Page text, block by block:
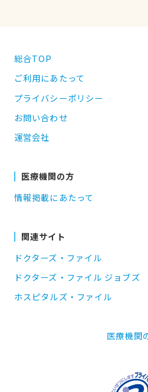
総合TOP
ご利用にあたって
プライバシーポリシー
お問い合わせ
運営会社
医療機関の方
情報掲載にあたって
関連サイト
ドクターズ・ファイル
ドクターズ・ファイル ジョブズ
ホスピタルズ・ファイル
医療機関